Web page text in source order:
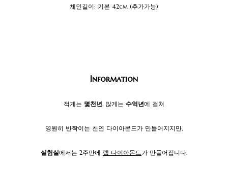
체인길이: 기본 42cm (추가가능)
Information
적게는 몇천년, 많게는 수억년에 걸쳐
영원히 반짝이는 천연 다이아몬드가 만들어지지만,
실험실에서는 2주만에 랩 다이아몬드가 만들어집니다.